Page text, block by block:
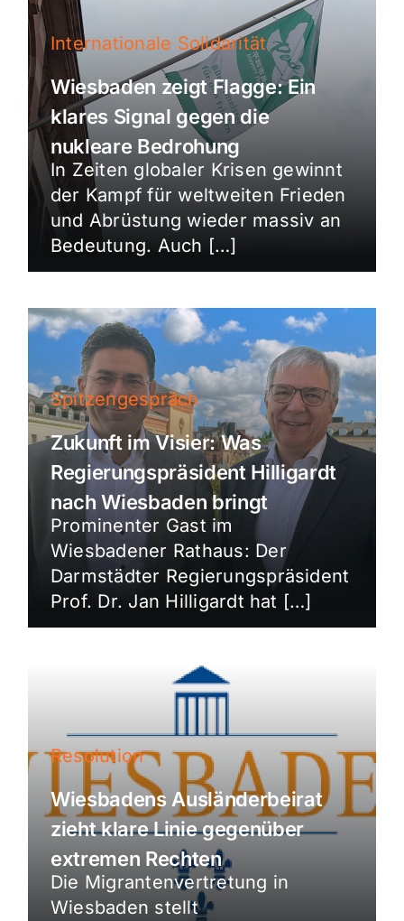
Internationale Solidarität
Wiesbaden zeigt Flagge: Ein
klares Signal gegen die
nukleare Bedrohung
In Zeiten globaler Krisen gewinnt
der Kampf für weltweiten Frieden
und Abrüstung wieder massiv an
Bedeutung. Auch […]
Spitzengespräch
Zukunft im Visier: Was
Regierungspräsident Hilligardt
nach Wiesbaden bringt
Prominenter Gast im
Wiesbadener Rathaus: Der
Darmstädter Regierungspräsident
Prof. Dr. Jan Hilligardt hat […]
Resolution
Wiesbadens Ausländerbeirat
zieht klare Linie gegenüber
extremen Rechten
Die Migrantenvertretung in
Wiesbaden stellt